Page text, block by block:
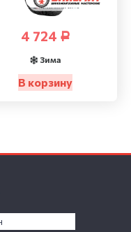
4 724 Р
Зима
В корзину